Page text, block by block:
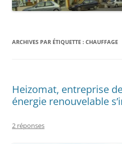
ARCHIVES PAR ÉTIQUETTE : CHAUFFAGE
Heizomat, entreprise
énergie renouvelable
2 réponses